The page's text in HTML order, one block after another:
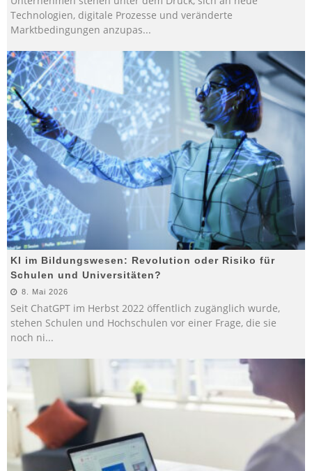
Technologien, digitale Prozesse und veränderte
Marktbedingungen anzupas...
KI im Bildungswesen: Revolution oder Risiko für
Schulen und Universitäten?
8. Mai 2026
Seit ChatGPT im Herbst 2022 öffentlich zugänglich wurde,
stehen Schulen und Hochschulen vor einer Frage, die sie
noch ni...